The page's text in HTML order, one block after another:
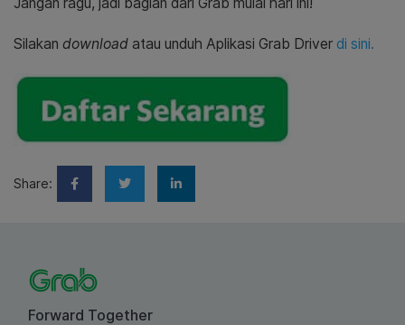
Silakan download atau unduh Aplikasi Grab Driver di sini.
Share:
Forward Together